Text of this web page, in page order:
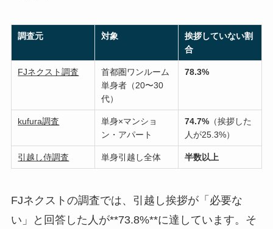
調査元 対象
挨拶していない割
合
FJネクスト調査
首都圏ワンルーム
単身者（20〜30
代）
78.3%
kufura調査
単身×マンショ
ン・アパート
74.7% （挨拶した
人が25.3%）
引越し侍調査 単身引越し全体 半数以上
FJネクストの調査では、引越し挨拶が「必要な
い」と回答した人が**73.8%**に達しています。そ